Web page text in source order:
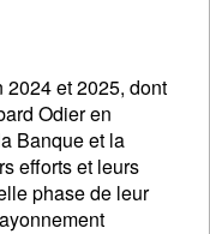
2024 et 2025, dont
Odier en
Banque et la
efforts et leurs
phase de leur